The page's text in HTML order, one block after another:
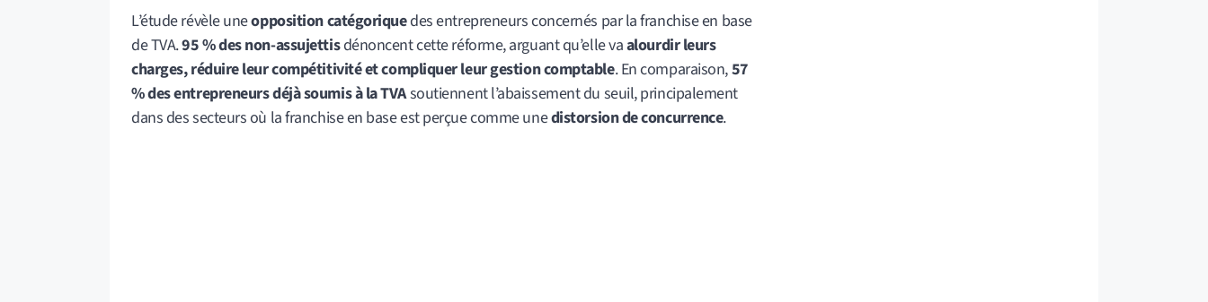
L’étude révèle uneopposition catégoriquedes entrepreneurs concernés par la franchise en base
de TVA.95 % des non-assujettisdénoncent cette réforme, arguant qu’elle vaalourdir leurs
charges, réduire leur compétitivité et compliquer leur gestion comptable. En comparaison,57
% des entrepreneurs déjà soumis à la TVAsoutiennent l’abaissement du seuil, principalement
dans des secteurs où la franchise en base est perçue comme unedistorsion de concurrence.